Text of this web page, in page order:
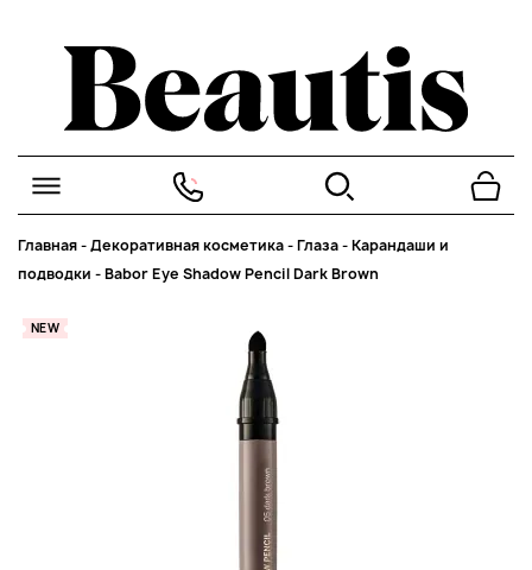
Главная-Декоративная косметика-Глаза-Карандаши и
подводки -Babor Eye Shadow Pencil Dark Brown
NEW